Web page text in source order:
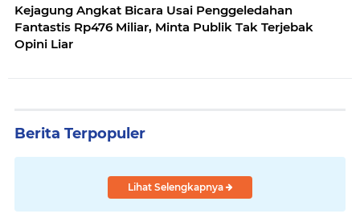
Kejagung Angkat Bicara Usai Penggeledahan
Fantastis Rp476 Miliar, Minta Publik Tak Terjebak
Opini Liar
Berita Terpopuler
Lihat Selengkapnya